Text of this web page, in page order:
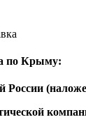
по Крыму:
России